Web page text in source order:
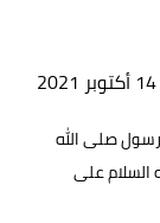
14 أكتوبر 2021
صلى الله
السلام على